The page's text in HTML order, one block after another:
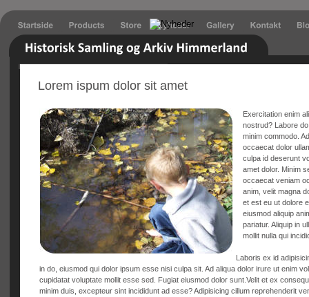
Lorem ispum dolor sit amet
Exercitation enim
nostrud? Labore
minim commodo.
occaecat dolor
culpa id deserunt
amet dolor. Minim
occaecat veniam
anim, velit magna
et est eu ut dolore
eiusmod aliquip
pariatur. Aliquip in
mollit nulla qui
Laboris ex id
in do, eiusmod qui dolor ipsum esse nisi culpa sit. Ad aliqua dolor irure ut enim
cupidatat voluptate mollit esse sed. Fugiat eiusmod dolor sunt.Velit et ex
minim duis, excepteur sint incididunt ad esse? Adipisicing cillum reprehenderit